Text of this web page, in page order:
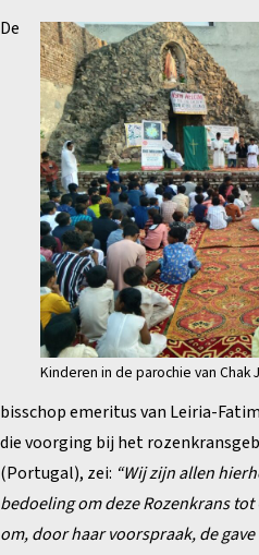
Kinderen in de parochie van Chak
De
bisschop emeritus van Leiria-
die voorging bij het
(Portugal), zei: “Wij zijn allen
bedoeling om deze Rozenkrans
om, door haar voorspraak, de